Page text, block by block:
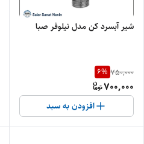
شیر آبسرد کن مدل نیلوفر صبا
750,000
6%
700,000
افزودن به سبد